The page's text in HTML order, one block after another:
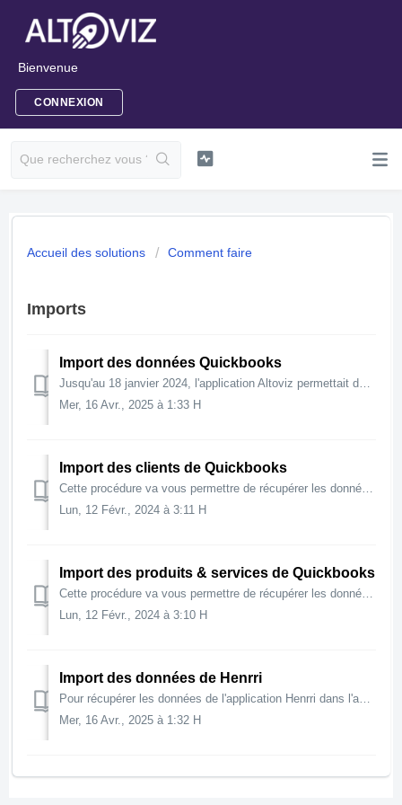
Bienvenue
CONNEXION
Accueil des solutions Comment faire
Imports
Import des données Quickbooks
Jusqu'au 18 janvier 2024, l'application Altoviz permettait de récupérer les données de Quickbooks automatiquement. Depuis, Quickbooks a fermé l'...
Mer, 16 Avr., 2025 à 1:33 H
Import des clients de Quickbooks
Cette procédure va vous permettre de récupérer les données des clients de Quickbooks. Elle s'effectue en 2 temps : L'export puis l'import. Expo...
Lun, 12 Févr., 2024 à 3:11 H
Import des produits & services de Quickbooks
Cette procédure va vous permettre de récupérer les données des produits & services de Quickbooks. Elle s'effectue en 2 temps : L'export puis l&#...
Lun, 12 Févr., 2024 à 3:10 H
Import des données de Henrri
Pour récupérer les données de l'application Henrri dans l'application Altoviz, il faut passer par un export de fichiers puis un import. En effet, au...
Mer, 16 Avr., 2025 à 1:32 H